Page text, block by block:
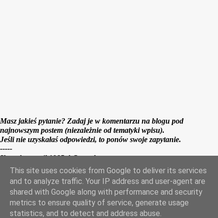
Masz jakieś pytanie? Zadaj je w komentarzu na blogu pod
najnowszym postem (niezależnie od tematyki wpisu).
Jeśli nie uzyskałaś odpowiedzi, to ponów swoje zapytanie.
-----
Kontakt e-mail 1985ab@wp.pl
Obsługiwane przez usługę Blogger
This site uses cookies from Google to deliver its services
and to analyze traffic. Your IP address and user-agent are
shared with Google along with performance and security
metrics to ensure quality of service, generate usage
statistics, and to detect and address abuse.